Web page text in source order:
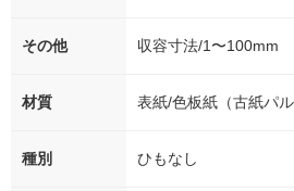
その他 収容寸法/1〜100mm
材質 表紙/色板紙（古紙パ
種別 ひもなし